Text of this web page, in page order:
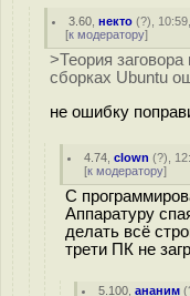
3.60 ,некто (?),
[к модератору]
>Теория
сборках Ubuntu
не ошибку
4.74 ,clown (?),
[к модератору]
С
Аппаратуру
делать всё
трети ПК не
5.100 ,ананим (